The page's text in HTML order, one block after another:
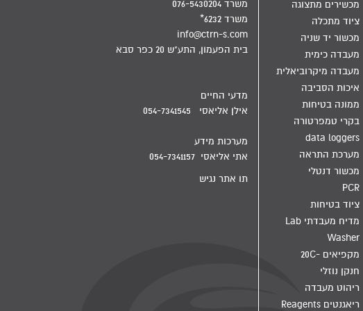
מכשירים מתצוגה
ציוד מתכלה
מכשור יד שניה
מעבדה כימית
מעבדה מיקרוביאלית
איכות הסביבה
ממונה בטיחות
בקרי טמפרטורה
data loggers
מערכת התראה
מכשור דנטלי
PCR
ציוד בטיחות
מדיח מעבדתי Lab
Washer
מקפיאים -20C
חנקן נוזלי
ריהוט מעבדה
ריאגנטים Reagents
משרד 076-5430204
משרד 6232*
info@ctrn-s.com
בית הפעמון, התע"ש 20 כפר סבא
מדעי החיים
אילן אליאסי 054-7341545
מערכות מידע
אתי אליאסי 054-7341157
תו אתר נגיש